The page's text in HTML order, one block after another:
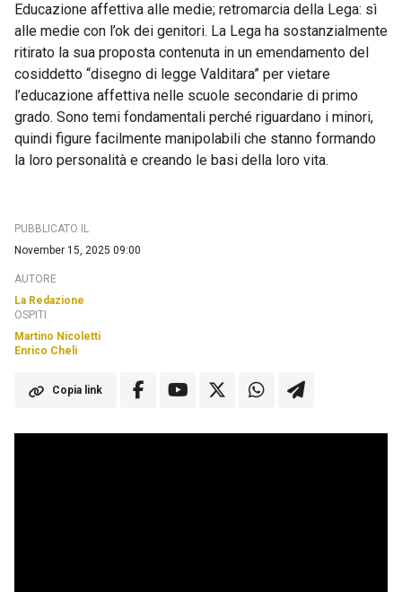
Educazione affettiva alle medie; retromarcia della Lega: sì
alle medie con l’ok dei genitori. La Lega ha sostanzialmente
ritirato la sua proposta contenuta in un emendamento del
cosiddetto “disegno di legge Valditara” per vietare
l’educazione affettiva nelle scuole secondarie di primo
grado. Sono temi fondamentali perché riguardano i minori,
quindi figure facilmente manipolabili che stanno formando
la loro personalità e creando le basi della loro vita.
PUBBLICATO IL
November 15, 2025 09:00
AUTORE
La Redazione
OSPITI
Martino Nicoletti
Enrico Cheli
Copia link